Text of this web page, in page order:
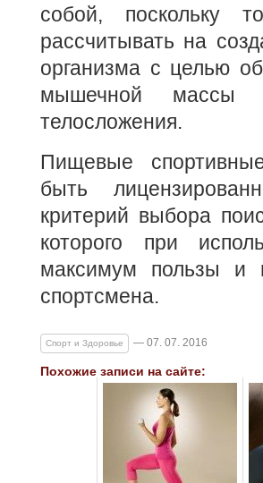
собой, поскольку
рассчитывать на
организма с целью
мышечной массы
телосложения.
Пищевые
быть
критерий выбора
которого при
максимум пользы и
спортсмена.
Спорт и Здоровье — 07. 07. 2016
Похожие записи на сайте: